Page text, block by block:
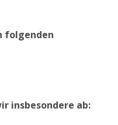
folgenden
insbesondere ab: